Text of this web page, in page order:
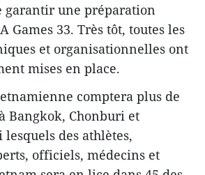
garantir une préparation
Games 33. Très tôt, toutes les
et organisationnelles ont
mises en place.
comptera plus de
Bangkok, Chonburi et
des athlètes,
officiels, médecins et